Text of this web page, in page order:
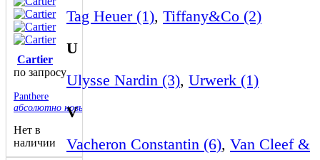
Tag Heuer (1), Tiffany&Co (2)
U
Ulysse Nardin (3), Urwerk (1)
V
Vacheron Constantin (6), Van Cleef &
Cartier
по запросу
Panthere
абсолютно новые
Нет в
наличии